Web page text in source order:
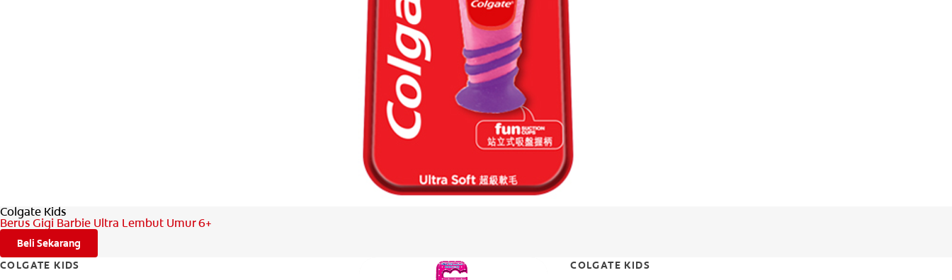
Colgate Kids
Berus Gigi Barbie Ultra Lembut Umur 6+
Beli Sekarang
COLGATE KIDS
COLGATE KIDS